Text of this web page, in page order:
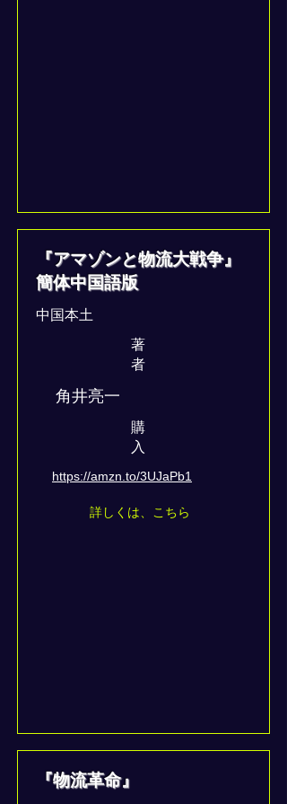
『アマゾンと物流大戦争』
簡体中国語版
中国本土
著
者
角井亮一
​購
入
https://amzn.to/3UJaPb1
詳しくは、こちら
『物流革命』